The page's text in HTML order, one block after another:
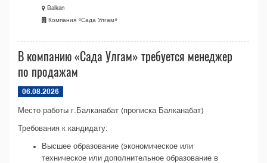
Balkan
Компания «Сада Улгам»
В компанию «Сада Улгам» требуется менеджер
по продажам
06.08.2026
Место работы г.Балканабат (прописка Балканабат)
Требования к кандидату:
Высшее образование (экономическое или
техническое или дополнительное образование в